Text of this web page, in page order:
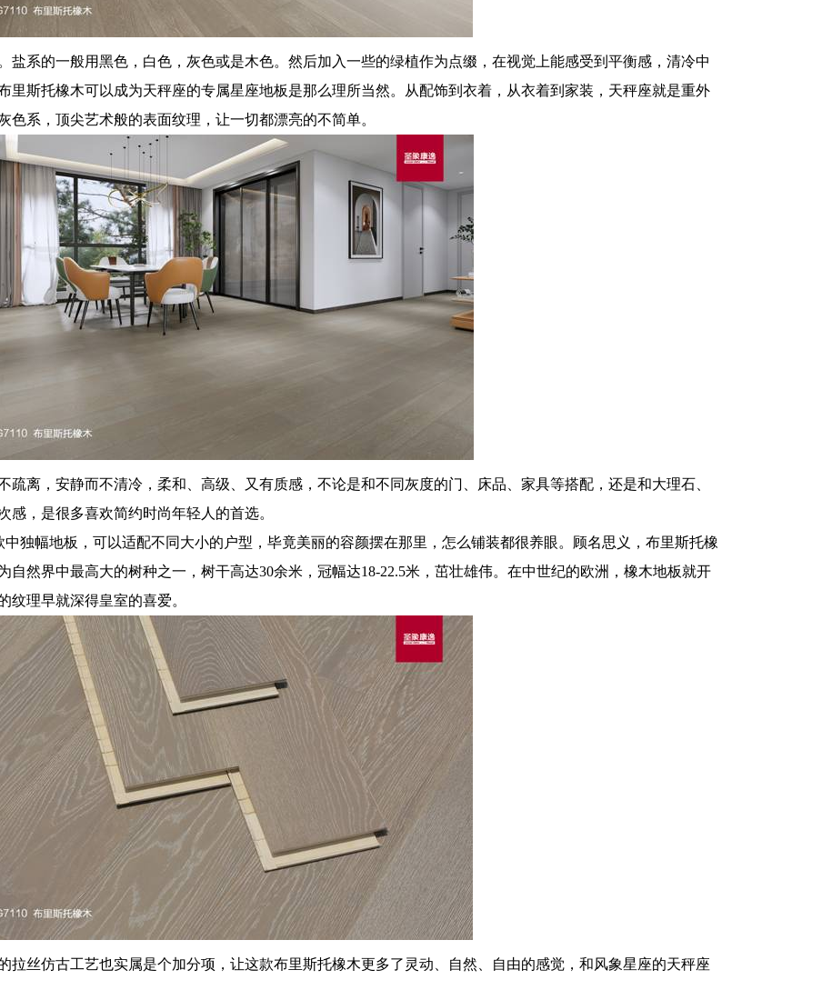
盐系的一般用黑色，白色，灰色或是木色。然后加入一些的绿植作为点缀，在视觉上能感受到平衡感，清冷中
里斯托橡木可以成为天秤座的专属星座地板是那么理所当然。从配饰到衣着，从衣着到家装，天秤座就是重外
系，顶尖艺术般的表面纹理，让一切都漂亮的不简单。
疏离，安静而不清冷，柔和、高级、又有质感，不论是和不同灰度的门、床品、家具等搭配，还是和大理石、
，是很多喜欢简约时尚年轻人的首选。
独幅地板，可以适配不同大小的户型，毕竟美丽的容颜摆在那里，怎么铺装都很养眼。顾名思义，布里斯托橡
自然界中最高大的树种之一，树干高达30余米，冠幅达18-22.5米，茁壮雄伟。在中世纪的欧洲，橡木地板就开
纹理早就深得皇室的喜爱。
拉丝仿古工艺也实属是个加分项，让这款布里斯托橡木更多了灵动、自然、自由的感觉，和风象星座的天秤座